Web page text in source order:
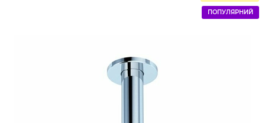
ПОПУЛЯРНИЙ